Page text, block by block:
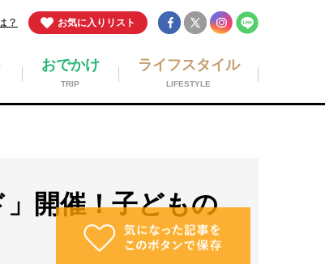
お気に入りリスト
？
ライフスタイル
LIFESTYLE
おでかけ
TRIP
」開催！子どもの